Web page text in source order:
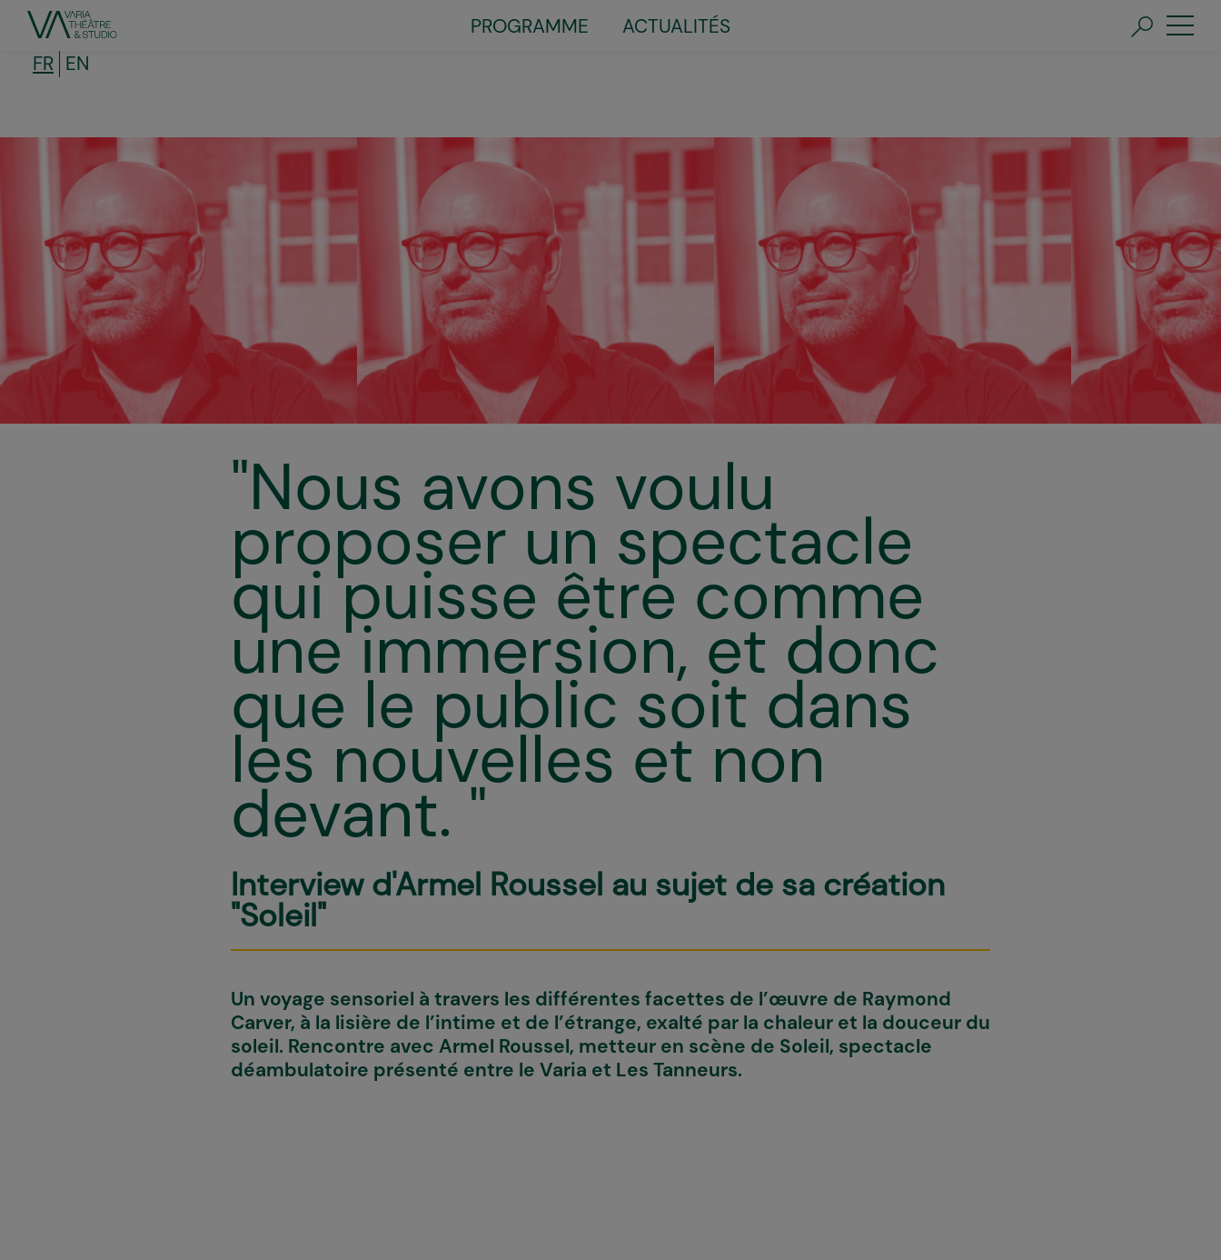
contenu
Little
menu
PROGRAMME
ACTUALITÉS
FR EN
"Nous avons voulu
proposer un spectacle
qui puisse être comme
une immersion, et donc
que le public soit dans
les nouvelles et non
devant. "
Interview d'Armel Roussel au sujet de sa création
"Soleil"
Un voyage sensoriel à travers les différentes facettes de l’œuvre de Raymond
Carver, à la lisière de l’intime et de l’étrange, exalté par la chaleur et la douceur du
soleil. Rencontre avec Armel Roussel, metteur en scène de Soleil, spectacle
déambulatoire présenté entre le Varia et Les Tanneurs.